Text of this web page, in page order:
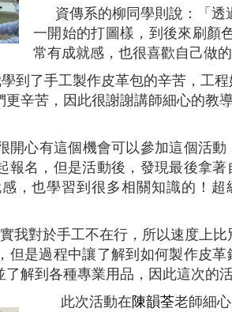
資傳系的柳同學則說：「
一開始的打圖樣，到後來刷顏
常有成就感，也很喜歡自己做的
到了手工製作皮革包的辛苦，工
辛苦，因此很謝謝講師細心的教
開心有這個機會可以參加這個活動
報名，但是活動後，發現最後拿著
，也學習到很多相關知識的！超
我對於手工不在行，所以速度上比
但是過程中讓了解到如何製作皮革
解到各種專業用品，因此這次的
此次活動在陳韻荃老師細